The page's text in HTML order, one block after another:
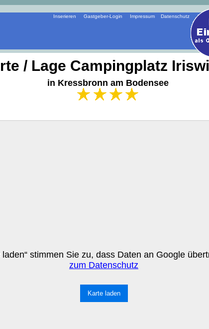
/ Lage Campingplatz
in Kressbronn am Bodensee
laden“ stimmen Sie zu, dass Daten an Google
zum Datenschutz
Karte laden
Inserieren Gastgeber-Login Impressum Datenschutz